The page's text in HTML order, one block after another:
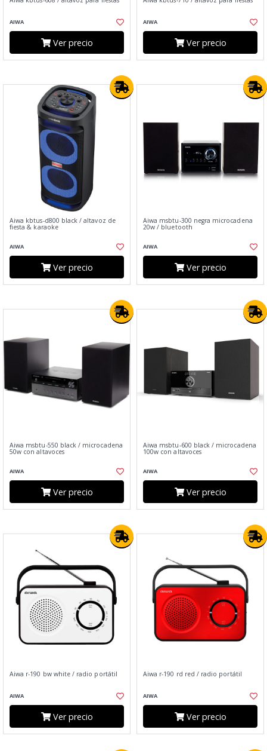
AIWA
Ver precio
AIWA
Ver precio
Aiwa kbtus-d800 black / altavoz de
fiesta & karaoke
AIWA
Ver precio
Aiwa msbtu-300 negra microcadena
20w / bluetooth
AIWA
Ver precio
Aiwa msbtu-550 black / microcadena
50w con altavoces
AIWA
Ver precio
Aiwa msbtu-600 black / microcadena
100w con altavoces
AIWA
Ver precio
Aiwa r-190 bw white / radio portátil
AIWA
Ver precio
Aiwa r-190 rd red / radio portátil
AIWA
Ver precio